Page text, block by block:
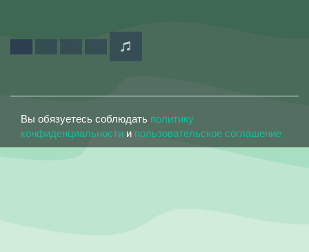
Вы обязуетесь соблюдать политику
конфиденциальности и пользовательское соглашение